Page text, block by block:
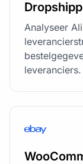
Analyseer
leveranciers.